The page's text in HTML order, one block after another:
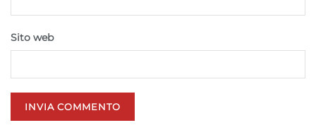
trasmesse automaticamente.
Utilizzare dati di geolocalizzazione precisi,
richieste attivamente.
Sito web